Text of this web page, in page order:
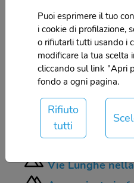
Via Ferrata Che
Via Ferrata
Il Sentiero
SAT
Il Sentiero
Contrabbandieri
Vie Lunghe
Puoi esprimere il tuo
i cookie di profilazione,
o rifiutarli tutti usando i
modificare la tua scelta
cliccando sul link "Apri
fondo a ogni pagina.
Rifiuto
tutti